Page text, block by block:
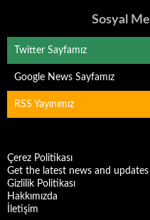
Sosyal
Twitter Sayfamız
Google News Sayfamız
RSS Yayınımız
Çerez Politikası
Get the latest news and updates
Gizlilik Politikası
Hakkımızda
İletişim